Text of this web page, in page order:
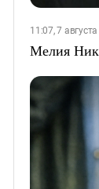
11:07, 7
Мелия